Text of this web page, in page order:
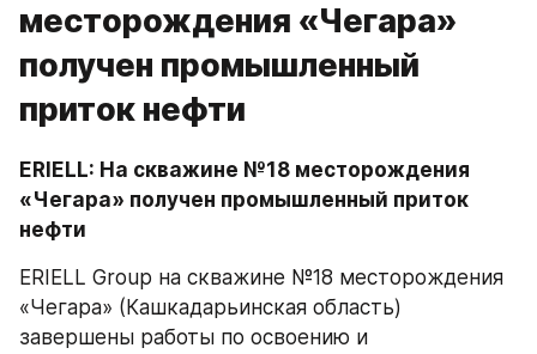
месторождения «Чегара»
получен промышленный
приток нефти
ERIELL: На скважине №18 месторождения
«Чегара» получен промышленный приток
нефти
ERIELL Group на скважине №18 месторождения
«Чегара» (Кашкадарьинская область)
завершены работы по освоению и